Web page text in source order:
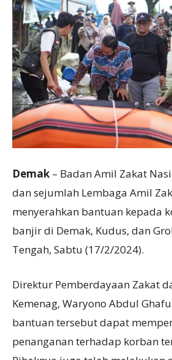
Demak – Badan Amil Zakat
dan sejumlah Lembaga Amil
menyerahkan bantuan kepada
banjir di Demak, Kudus, dan
Tengah, Sabtu (17/2/2024).
Direktur Pemberdayaan Zakat
Kemenag, Waryono Abdul
bantuan tersebut dapat
penanganan terhadap korban